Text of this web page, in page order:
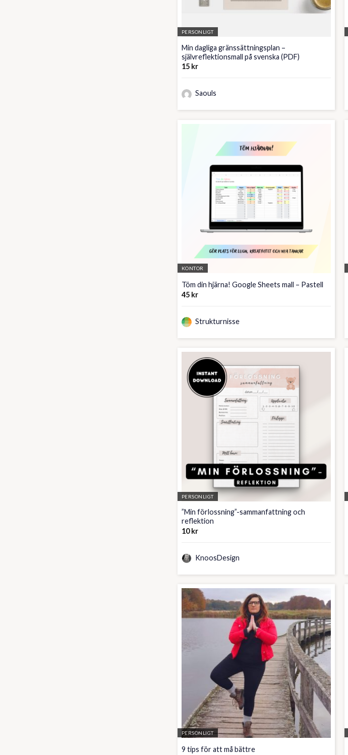
PERSONLIGT
Min dagliga gränssättningsplan –
självreflektionsmall på svenska (PDF)
15 kr
Saouls
KONTOR
Töm din hjärna! Google Sheets mall – Pastell
45 kr
Strukturnisse
PERSONLIGT
”Min förlossning”-sammanfattning och
reflektion
10kr
KnoosDesign
PERSONLIGT
9 tips för att må bättre